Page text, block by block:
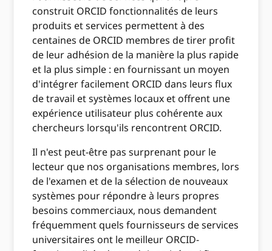
construit ORCID fonctionnalités de leurs
produits et services permettent à des
centaines de ORCID membres de tirer profit
de leur adhésion de la manière la plus rapide
et la plus simple : en fournissant un moyen
d'intégrer facilement ORCID dans leurs flux
de travail et systèmes locaux et offrent une
expérience utilisateur plus cohérente aux
chercheurs lorsqu'ils rencontrent ORCID.
Il n'est peut-être pas surprenant pour le
lecteur que nos organisations membres, lors
de l'examen et de la sélection de nouveaux
systèmes pour répondre à leurs propres
besoins commerciaux, nous demandent
fréquemment quels fournisseurs de services
universitaires ont le meilleur ORCID-